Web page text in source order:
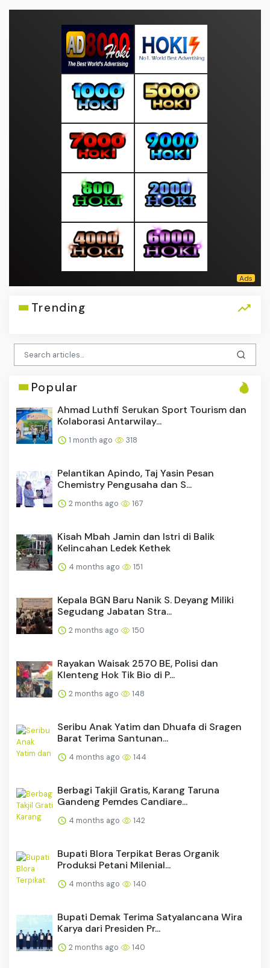
Trending
Popular
Ahmad Luthfi Serukan Sport Tourism dan
Kolaborasi Antarwilay...
1 month ago 318
Pelantikan Apindo, Taj Yasin Pesan
Chemistry Pengusaha dan S...
2 months ago 167
Kisah Mbah Jamin dan Istri di Balik
Kelincahan Ledek Kethek
4 months ago 151
Kepala BGN Baru Nanik S. Deyang Miliki
Segudang Jabatan Stra...
2 months ago 150
Rayakan Waisak 2570 BE, Polisi dan
Klenteng Hok Tik Bio di P...
2 months ago 148
Seribu Anak Yatim dan Dhuafa di Sragen
Barat Terima Santunan...
4 months ago 144
Berbagi Takjil Gratis, Karang Taruna
Gandeng Pemdes Candiare...
4 months ago 142
Bupati Blora Terpikat Beras Organik
Produksi Petani Milenial...
4 months ago 140
Bupati Demak Terima Satyalancana Wira
Karya dari Presiden Pr...
2 months ago 140